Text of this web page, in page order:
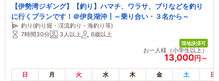
【伊勢湾ジギング】【釣り】ハマチ、ワラサ、ブリなどを釣り
に行くプランです！＠伊良湖沖┃～乗り合い・３名から～
釣り(釣り堀・渓流釣り・海釣り等)
7時間30分
3人以上 6歳以上
現地決済可
お一人様（小学生以上）
13,000円～
日 月 火 水 木 金 土 日